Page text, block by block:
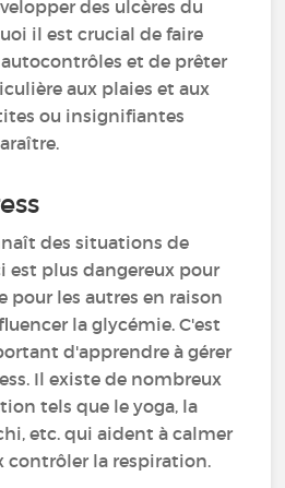
des ulcères du
il est crucial de faire
et de prêter
aux plaies et aux
ou insignifiantes
des situations de
est plus dangereux pour
pour les autres en raison
la glycémie. C'est
d'apprendre à gérer
Il existe de nombreux
tels que le yoga, la
etc. qui aident à calmer
contrôler la respiration.